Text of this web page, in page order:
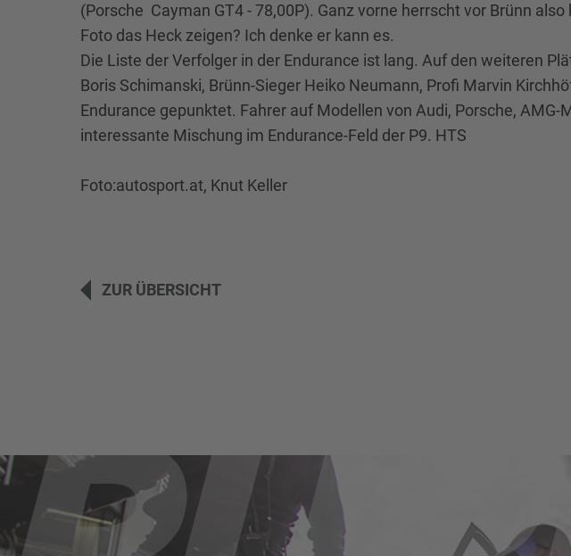
(Porsche Cayman GT4 - 78,00P). Ganz vorne herrscht vor Brünn
Foto das Heck zeigen? Ich denke er kann es.
Die Liste der Verfolger in der Endurance ist lang. Auf den weiteren
Boris Schimanski, Brünn-Sieger Heiko Neumann, Profi Marvin
Endurance gepunktet. Fahrer auf Modellen von Audi, Porsche,
interessante Mischung im Endurance-Feld der P9. HTS
Foto:autosport.at, Knut Keller
ZUR ÜBERSICHT